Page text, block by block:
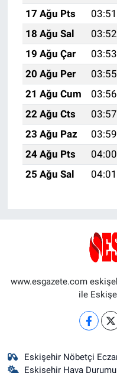
17 Ağu Pts
03:51
18 Ağu Sal
03:52
19 Ağu Çar
03:53
20 Ağu Per
03:55
21 Ağu Cum
03:56
22 Ağu Cts
03:57
23 Ağu Paz
03:59
24 Ağu Pts
04:00
25 Ağu Sal
04:01
www.esgazete.com
ile
Eskişehir Nöbetçi
Eskişehir Hava Durumu